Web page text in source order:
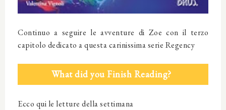
Continuo a seguire le avventure di Zoe con il terzo
capitolo dedicato a questa carinissima serie Regency
What did you Finish Reading?
Ecco qui le letture della settimana